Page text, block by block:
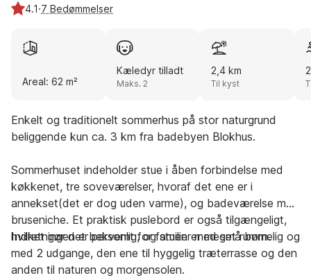
4.1·7 Bedømmelser
Areal: 62 m²
Kæledyr tilladt
Maks. 2
2,4 km
Til kyst
Enkelt og traditionelt sommerhus på stor naturgrund
beliggende kun ca. 3 km fra badebyen Blokhus.
Sommerhuset indeholder stue i åben forbindelse med
køkkenet, tre soveværelser, hvoraf det ene er i
annekset(det er dog uden varme), og badeværelse med
bruseniche. Et praktisk puslebord er også tilgængeligt,
hvilket gør det bekvemt for familier med små børn.
Indretningen er personlig, og stuen er meget rummelig og
med 2 udgange, den ene til hyggelig træterrasse og den
anden til naturen og morgensolen.